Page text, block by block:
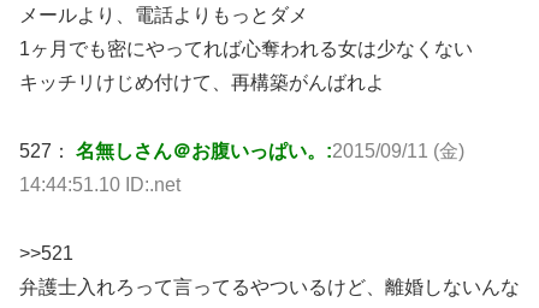
メールより、電話よりもっとダメ
1ヶ月でも密にやってれば心奪われる女は少なくない
キッチリけじめ付けて、再構築がんばれよ
527： 名無しさん＠お腹いっぱい。:2015/09/11 (金)
14:44:51.10 ID:.net
>>521
弁護士入れろって言ってるやついるけど、離婚しないんな